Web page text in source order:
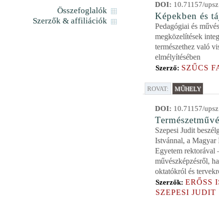
Összefoglalók
Szerzők & affiliációk
DOI: 10.71157/
Képekben és
Pedagógiai és
megközelítések
természethez való
elmélyítésében
Szerző: SZŰCS
ROVAT: MŰHELY
DOI: 10.71157/
Szepesi Judit
Istvánnal, a Magyar
Egyetem rektorával
művészképzésről,
oktatókról és
Szerzők: ERŐSS
SZEPESI JUDIT